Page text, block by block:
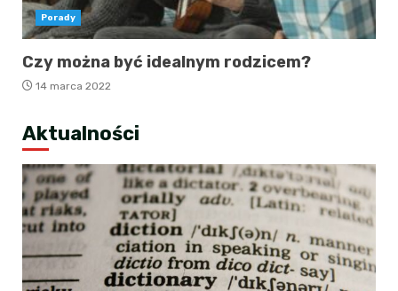
Porady
Czy można być idealnym rodzicem?
14 marca 2022
Aktualności